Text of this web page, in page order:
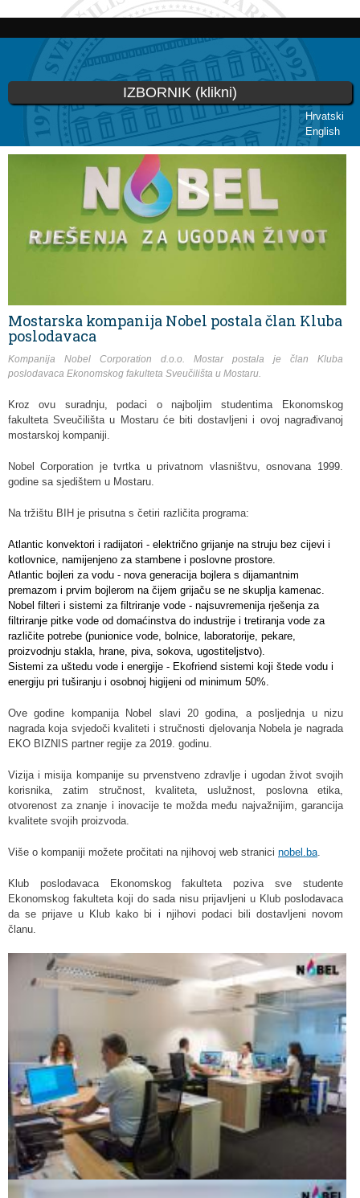
Skoči
glavni
sadržaj
Hrvatski
English
IZBORNIK (klikni)
Vi ste ovdje
Mostarska kompanija Nobel postala član Kluba
poslodavaca
Kompanija Nobel Corporation d.o.o. Mostar postala je član Kluba
poslodavaca Ekonomskog fakulteta Sveučilišta u Mostaru.
Kroz ovu suradnju, podaci o najboljim studentima Ekonomskog
fakulteta Sveučilišta u Mostaru će biti dostavljeni i ovoj nagrađivanoj
mostarskoj kompaniji.
Nobel Corporation je tvrtka u privatnom vlasništvu, osnovana 1999.
godine sa sjedištem u Mostaru.
Na tržištu BIH je prisutna s četiri različita programa:
Atlantic konvektori i radijatori - električno grijanje na struju bez cijevi i
kotlovnice, namijenjeno za stambene i poslovne prostore.
Atlantic bojleri za vodu - nova generacija bojlera s dijamantnim
premazom i prvim bojlerom na čijem grijaču se ne skuplja kamenac.
Nobel filteri i sistemi za filtriranje vode - najsuvremenija rješenja za
filtriranje pitke vode od domaćinstva do industrije i tretiranja vode za
različite potrebe (punionice vode, bolnice, laboratorije, pekare,
proizvodnju stakla, hrane, piva, sokova, ugostiteljstvo).
Sistemi za uštedu vode i energije - Ekofriend sistemi koji štede vodu i
energiju pri tuširanju i osobnoj higijeni od minimum 50%.
Ove godine kompanija Nobel slavi 20 godina, a posljednja u nizu
nagrada koja svjedoči kvaliteti i stručnosti djelovanja Nobela je nagrada
EKO BIZNIS partner regije za 2019. godinu.
Vizija i misija kompanije su prvenstveno zdravlje i ugodan život svojih
korisnika, zatim stručnost, kvaliteta, uslužnost, poslovna etika,
otvorenost za znanje i inovacije te možda među najvažnijim, garancija
kvalitete svojih proizvoda.
Više o kompaniji možete pročitati na njihovoj web stranici nobel.ba.
Klub poslodavaca Ekonomskog fakulteta poziva sve studente
Ekonomskog fakulteta koji do sada nisu prijavljeni u Klub poslodavaca
da se prijave u Klub kako bi i njihovi podaci bili dostavljeni novom
članu.